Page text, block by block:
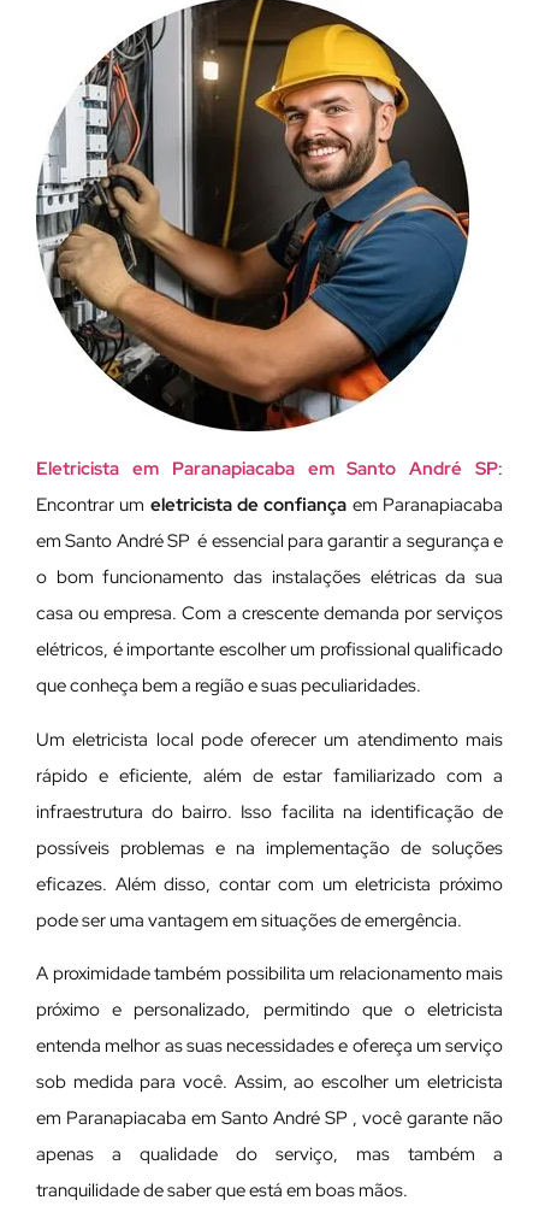
Eletricista em Paranapiacaba em Santo André SP:
Encontrar um eletricista de confiança em Paranapiacaba
em Santo André SP é essencial para garantir a segurança e
o bom funcionamento das instalações elétricas da sua
casa ou empresa. Com a crescente demanda por serviços
elétricos, é importante escolher um profissional qualificado
que conheça bem a região e suas peculiaridades.
Um eletricista local pode oferecer um atendimento mais
rápido e eficiente, além de estar familiarizado com a
infraestrutura do bairro. Isso facilita na identificação de
possíveis problemas e na implementação de soluções
eficazes. Além disso, contar com um eletricista próximo
pode ser uma vantagem em situações de emergência.
A proximidade também possibilita um relacionamento mais
próximo e personalizado, permitindo que o eletricista
entenda melhor as suas necessidades e ofereça um serviço
sob medida para você. Assim, ao escolher um eletricista
em Paranapiacaba em Santo André SP , você garante não
apenas a qualidade do serviço, mas também a
tranquilidade de saber que está em boas mãos.